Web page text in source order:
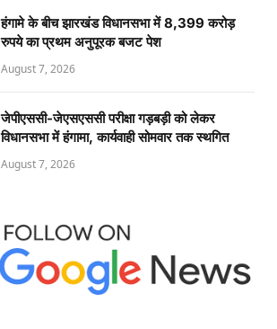
हंगामे के बीच झारखंड विधानसभा में 8,399 करोड़
रुपये का प्रथम अनुपूरक बजट पेश
August 7, 2026
जेपीएससी-जेएसएससी परीक्षा गड़बड़ी को लेकर
विधानसभा में हंगामा, कार्यवाही सोमवार तक स्थगित
August 7, 2026